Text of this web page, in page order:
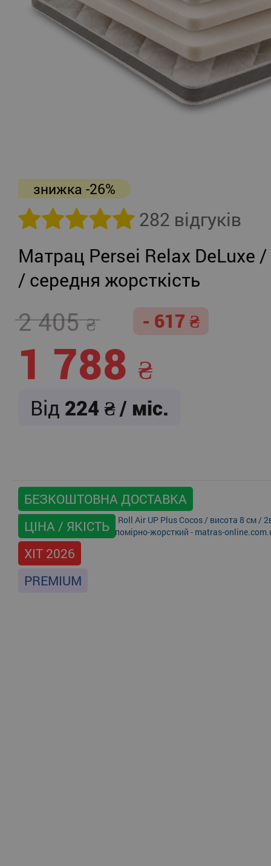
знижка -26%
282 відгуків
Матрац Persei Relax DeLuxe
/ середня жорсткість
2 405 - 617
1 788
Від 224 / міс.
БЕЗКОШТОВНА ДОСТАВКА
ЦІНА / ЯКІСТЬ
ХІТ 2026
PREMIUM